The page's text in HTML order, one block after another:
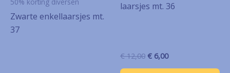
50% korting diversen
Zwarte enkellaarsjes mt.
37
laarsjes mt. 36
€12,00 Oorspronkelijke
€ 6,00Huidige